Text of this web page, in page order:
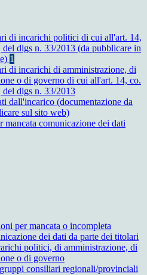
di incarichi politici di cui all'art. 14,
del dlgs n. 33/2013 (da pubblicare in
1
di incarichi di amministrazione, di
o di governo di cui all'art. 14, co.
del dlgs n. 33/2013
dall'incarico (documentazione da
sul sito web)
mancata comunicazione dei dati
per mancata o incompleta
dei dati da parte dei titolari
politici, di amministrazione, di
o di governo
consiliari regionali/provinciali